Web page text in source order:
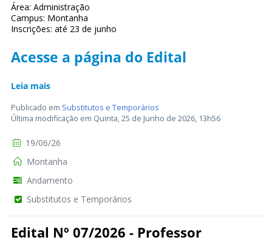
Área: Administração
Campus: Montanha
Inscrições: até 23 de junho
Acesse a página do Edital
Leia mais
Publicado em Substitutos e Temporários
Última modificação em Quinta, 25 de Junho de 2026, 13h56
19/06/26
Montanha
Andamento
Substitutos e Temporários
Edital Nº 07/2026 - Professor